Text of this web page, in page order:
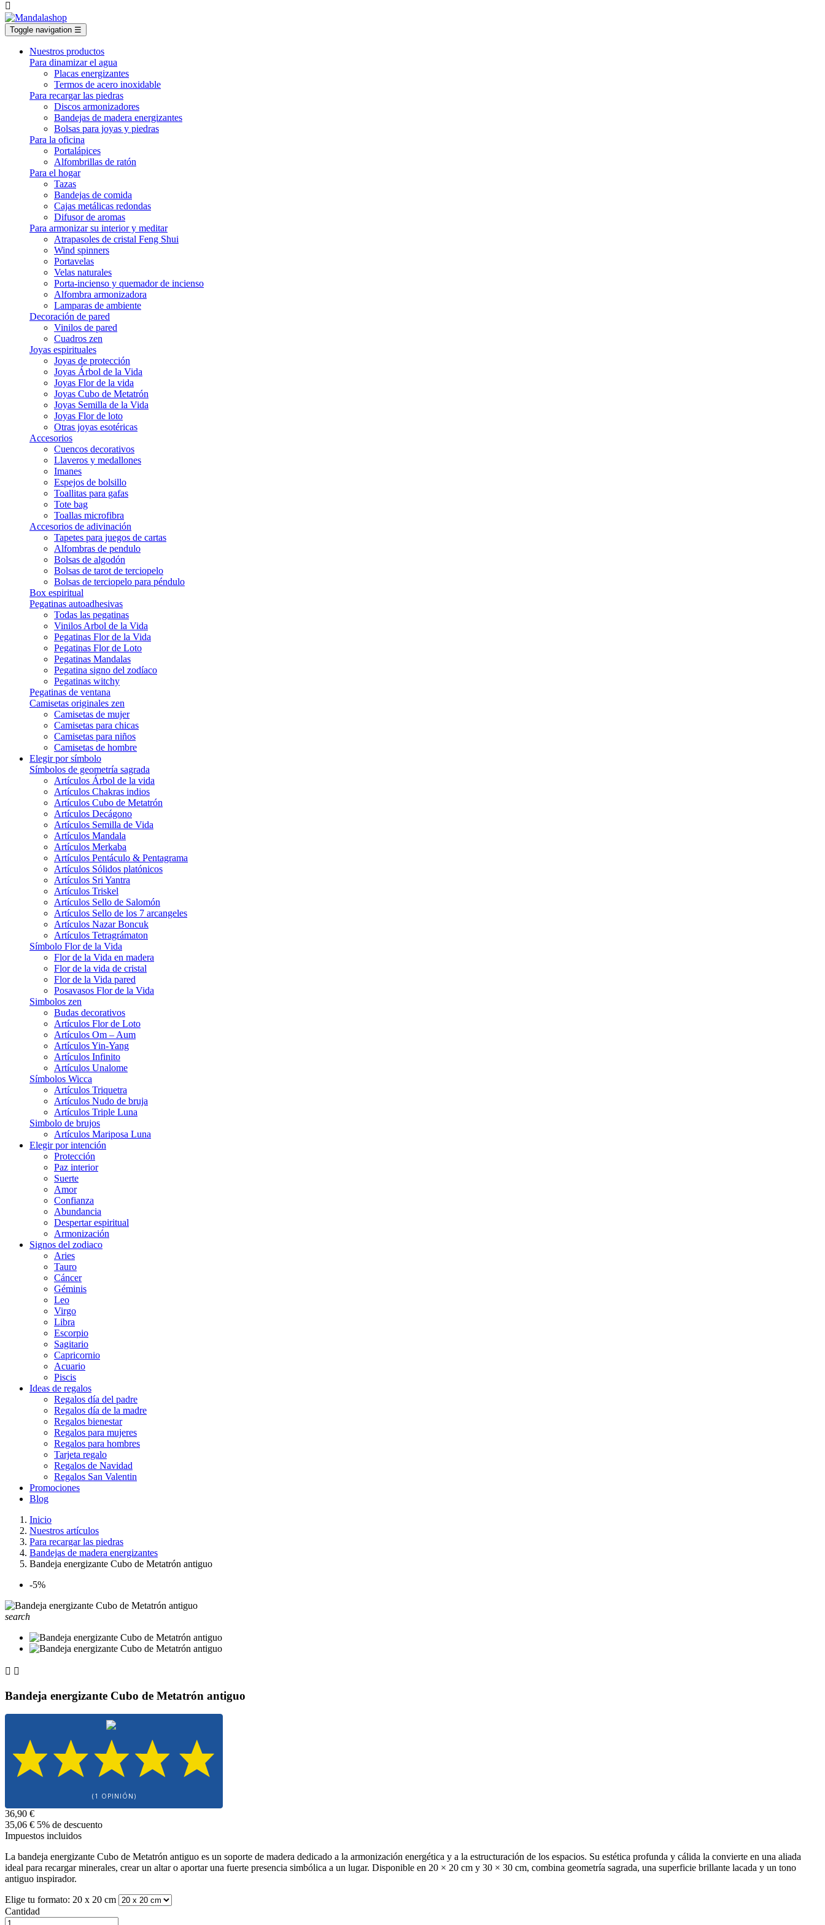

Toggle navigation ☰
Nuestros productos
Para dinamizar el agua
Placas energizantes
Termos de acero inoxidable
Para recargar las piedras
Discos armonizadores
Bandejas de madera energizantes
Bolsas para joyas y piedras
Para la oficina
Portalápices
Alfombrillas de ratón
Para el hogar
Tazas
Bandejas de comida
Cajas metálicas redondas
Difusor de aromas
Para armonizar su interior y meditar
Atrapasoles de cristal Feng Shui
Wind spinners
Portavelas
Velas naturales
Porta-incienso y quemador de incienso
Alfombra armonizadora
Lamparas de ambiente
Decoración de pared
Vinilos de pared
Cuadros zen
Joyas espirituales
Joyas de protección
Joyas Árbol de la Vida
Joyas Flor de la vida
Joyas Cubo de Metatrón
Joyas Semilla de la Vida
Joyas Flor de loto
Otras joyas esotéricas
Accesorios
Cuencos decorativos
Llaveros y medallones
Imanes
Espejos de bolsillo
Toallitas para gafas
Tote bag
Toallas microfibra
Accesorios de adivinación
Tapetes para juegos de cartas
Alfombras de pendulo
Bolsas de algodón
Bolsas de tarot de terciopelo
Bolsas de terciopelo para péndulo
Box espiritual
Pegatinas autoadhesivas
Todas las pegatinas
Vinilos Arbol de la Vida
Pegatinas Flor de la Vida
Pegatinas Flor de Loto
Pegatinas Mandalas
Pegatina signo del zodíaco
Pegatinas witchy
Pegatinas de ventana
Camisetas originales zen
Camisetas de mujer
Camisetas para chicas
Camisetas para niños
Camisetas de hombre
Elegir por símbolo
Símbolos de geometría sagrada
Artículos Árbol de la vida
Artículos Chakras indios
Artículos Cubo de Metatrón
Artículos Decágono
Artículos Semilla de Vida
Artículos Mandala
Artículos Merkaba
Artículos Pentáculo & Pentagrama
Artículos Sólidos platónicos
Artículos Sri Yantra
Artículos Triskel
Artículos Sello de Salomón
Artículos Sello de los 7 arcangeles
Artículos Nazar Boncuk
Artículos Tetragrámaton
Símbolo Flor de la Vida
Flor de la Vida en madera
Flor de la vida de cristal
Flor de la Vida pared
Posavasos Flor de la Vida
Simbolos zen
Budas decorativos
Artículos Flor de Loto
Artículos Om – Aum
Artículos Yin-Yang
Artículos Infinito
Artículos Unalome
Símbolos Wicca
Artículos Triquetra
Artículos Nudo de bruja
Artículos Triple Luna
Simbolo de brujos
Artículos Mariposa Luna
Elegir por intención
Protección
Paz interior
Suerte
Amor
Confianza
Abundancia
Despertar espiritual
Armonización
Signos del zodiaco
Aries
Tauro
Cáncer
Géminis
Leo
Virgo
Libra
Escorpio
Sagitario
Capricornio
Acuario
Piscis
Ideas de regalos
Regalos día del padre
Regalos día de la madre
Regalos bienestar
Regalos para mujeres
Regalos para hombres
Tarjeta regalo
Regalos de Navidad
Regalos San Valentin
Promociones
Blog
Inicio
Nuestros artículos
Para recargar las piedras
Bandejas de madera energizantes
Bandeja energizante Cubo de Metatrón antiguo
-5%
search
 
Bandeja energizante Cubo de Metatrón antiguo
(1 OPINIÓN)
36,90 €
35,06 € 5% de descuento
Impuestos incluidos
La bandeja energizante Cubo de Metatrón antiguo es un soporte de madera dedicado a la armonización energética y a la estructuración de los espacios. Su estética profunda y cálida la convierte en una aliada
ideal para recargar minerales, crear un altar o aportar una fuerte presencia simbólica a un lugar. Disponible en 20 × 20 cm y 30 × 30 cm, combina geometría sagrada, una superficie brillante lacada y un tono
antiguo inspirador.
Elige tu formato: 20 x 20 cm
Cantidad